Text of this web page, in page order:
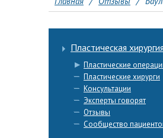
Пластическая хирургия
Пластические
Пластические хирурги
Консультации
Эксперты говорят
Отзывы
Сообщество